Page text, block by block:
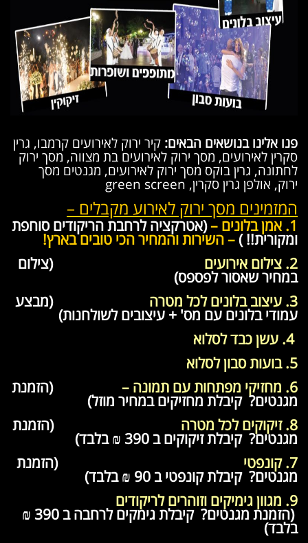
פנו אלינו בנושאים הבאים: קיר ירוק לאירועים קרמבו, גרין
סקרין לאירועים, מסך ירוק לאירועים בת מצווה, מסך ירוק
לחתונה, גרין בוקס מסך ירוק לאירועים, מגנטים מסך
ירוק, אולפן גרין סקרין, green screen
המזמינים מסך ירוק לאירוע מקבלים –
1. אמן בלונים – (אטרקציה לרחבת הריקודים סוחפת
ומקורית!! )– השירות והמחיר הכי טובים בארץ!
2. צילום אירועים
(צילום
במחיר שאסור לפספס)
3. עיצוב בלונים לכל מטרה
(מבצע
עמודי בלונים עם מס' + עיצובים לשולחנות)
4. עשן כבד לסלוא
5. בועות סבון לסלוא
6. מחזיקי מפתחות עם תמונה –
(הזמנת
מגנטים? קיבלת מחזיקים במחיר מוזל)
8. זיקוקים לכל מטרה
(הזמנת
מגנטים? קיבלת זיקוקים ב 390 ₪ בלבד)
7. קונפטי
(הזמנת
מגנטים? קיבלת קונפטי ב 90 ₪ בלבד)
9. מגוון גימיקים וזוהרים לריקודים
(הזמנת מגנטים? קיבלת גימקים לרחבה ב 390 ₪
בלבד)